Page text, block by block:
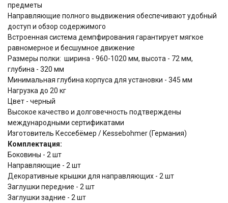
предметы
Направляющие полного выдвижения обеспечивают удобный
доступ и обзор содержимого
Встроенная система демпфирования гарантирует мягкое
равномерное и бесшумное движение
Размеры полки: ширина - 960-1020 мм, высота - 72 мм,
глубина - 320 мм
Минимальная глубина корпуса для установки - 345 мм
Нагрузка до 20 кг
Цвет - черный
Высокое качество и долговечность подтверждены
международными сертификатами
Изготовитель Кессебёмер / Kessebohmer (Германия)
Комплектация:
Боковины - 2 шт
Направляющие - 2 шт
Декоративные крышки для направляющих - 2 шт
Заглушки передние - 2 шт
Заглушки задние - 2 шт